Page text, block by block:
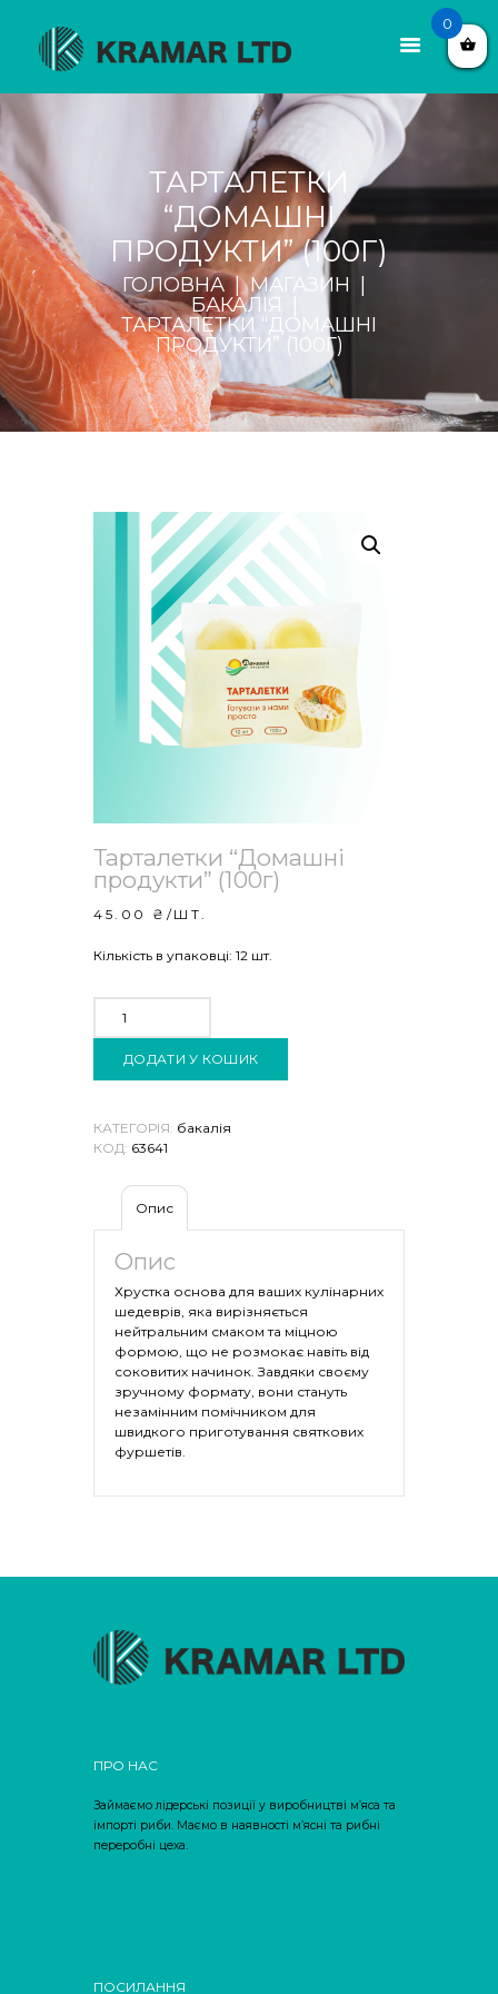
ТАРТАЛЕТКИ
“ДОМАШНІ
ПРОДУКТИ” (100Г)
ГОЛОВНА
МАГАЗИН
БАКАЛІЯ
ТАРТАЛЕТКИ “ДОМАШНІ
ПРОДУКТИ” (100Г)
Тарталетки “Домашні
продукти” (100г)
45.00 ₴ /ШТ.
Кількість в упаковці: 12 шт.
ТАРТАЛЕТКИ
"ДОМАШНІ
(100Г)
КІЛЬКІСТЬ
ДОДАТИ У КОШИК
КАТЕГОРІЯ: бакалія
КОД: 63641
Опис
Опис
Хрустка основа для ваших кулінарних
шедеврів, яка вирізняється
нейтральним смаком та міцною
формою, що не розмокає навіть від
соковитих начинок. Завдяки своєму
зручному формату, вони стануть
незамінним помічником для
швидкого приготування святкових
фуршетів.
ПРО НАС
Займаємо лідерські позиції у виробництві м’яса та
імпорті риби. Маємо в наявності м’ясні та рибні
переробні цеха.
ПОСИЛАННЯ
0